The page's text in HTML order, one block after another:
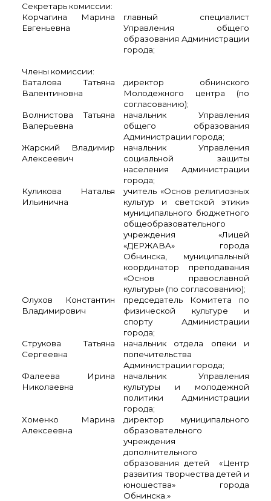
Секретарь комиссии:
Корчагина Марина
Евгеньевна
главный специалист
Управления общего
образования Администрации
города;
Члены комиссии:
Баталова Татьяна
Валентиновна
директор обнинского
Молодежного центра (по
согласованию);
Волнистова Татьяна
Валерьевна
начальник Управления
общего образования
Администрации города;
Жарский Владимир
Алексеевич
начальник Управления
социальной защиты
населения Администрации
города;
Куликова Наталья
Ильинична
учитель «Основ религиозных
культур и светской этики»
муниципального бюджетного
общеобразовательного
учреждения «Лицей
«ДЕРЖАВА» города
Обнинска, муниципальный
координатор преподавания
«Основ православной
культуры» (по согласованию);
Олухов Константин
Владимирович
председатель Комитета по
физической культуре и
спорту Администрации
города;
Струкова Татьяна
Сергеевна
начальник отдела опеки и
попечительства
Администрации города;
Фалеева Ирина
Николаевна
начальник Управления
культуры и молодежной
политики Администрации
города;
Хоменко Марина
Алексеевна
директор муниципального
образовательного
учреждения
дополнительного
образования детей «Центр
развития творчества детей и
юношества» города
Обнинска.»